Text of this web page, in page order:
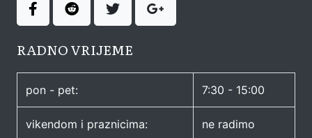
RADNO VRIJEME
pon - pet: 7:30 - 15:00
vikendom i praznicima: ne radimo